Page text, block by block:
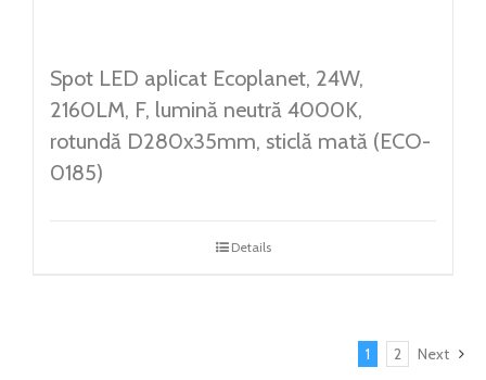
Spot LED aplicat Ecoplanet, 24W,
2160LM, F, lumină neutră 4000K,
rotundă D280x35mm, sticlă mată (ECO-
0185)
Details
1 2 Next